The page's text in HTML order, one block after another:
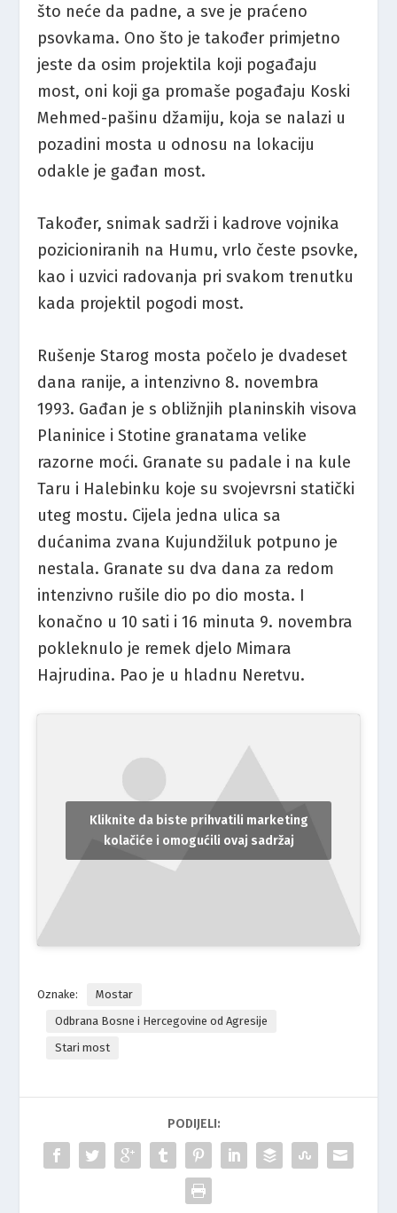
što neće da padne, a sve je praćeno
psovkama. Ono što je također primjetno
jeste da osim projektila koji pogađaju
most, oni koji ga promaše pogađaju Koski
Mehmed-pašinu džamiju, koja se nalazi u
pozadini mosta u odnosu na lokaciju
odakle je gađan most.
Također, snimak sadrži i kadrove vojnika
pozicioniranih na Humu, vrlo česte psovke,
kao i uzvici radovanja pri svakom trenutku
kada projektil pogodi most.
Rušenje Starog mosta počelo je dvadeset
dana ranije, a intenzivno 8. novembra
1993. Gađan je s obližnjih planinskih visova
Planinice i Stotine granatama velike
razorne moći. Granate su padale i na kule
Taru i Halebinku koje su svojevrsni statički
uteg mostu. Cijela jedna ulica sa
dućanima zvana Kujundžiluk potpuno je
nestala. Granate su dva dana za redom
intenzivno rušile dio po dio mosta. I
konačno u 10 sati i 16 minuta 9. novembra
pokleknulo je remek djelo Mimara
Hajrudina. Pao je u hladnu Neretvu.
Kliknite da biste prihvatili marketing
kolačiće i omogućili ovaj sadržaj
Oznake:
Mostar
Odbrana Bosne i Hercegovine od Agresije
Stari most
PODIJELI: